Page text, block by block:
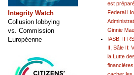
est
Federal
Ginnie Mae
IASB,
II, Bâle II:
la Lutte
Integrity Watch
Collusion lobbying
vs. Commission
Européenne